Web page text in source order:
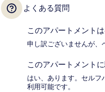
よくある質問
このアパートメント
申し訳ございませんが、
このアパートメント
はい、あります。セルフ
利用可能です。